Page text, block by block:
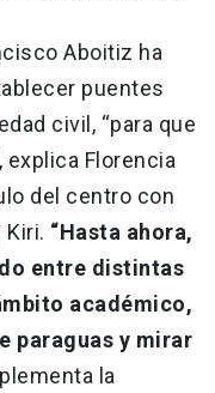
Aboitiz ha
puentes
civil, “para que
explica Florencia
del centro con
“Hasta ahora,
entre distintas
académico,
paraguas y mirar
la